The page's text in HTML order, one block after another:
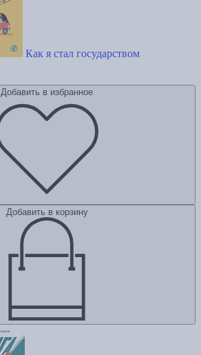
Как я стал государством
Добавить в избранное
Добавить в корзину